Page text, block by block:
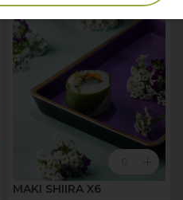
0 add
MAKI SHIIRA X6